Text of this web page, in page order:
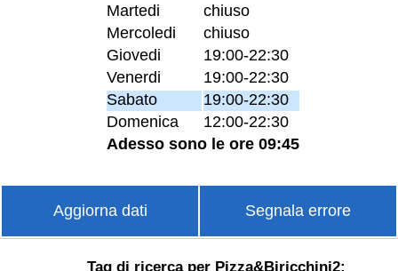
Martedi
chiuso
Mercoledi
chiuso
Giovedi
19:00-22:30
Venerdi
19:00-22:30
Sabato
19:00-22:30
Domenica
12:00-22:30
Adesso sono le ore 09:45
Aggiorna dati Segnala errore
Tag di ricerca per Pizza&Biricchini2: